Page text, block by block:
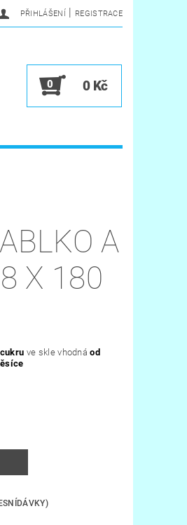
PŘIHLÁŠENÍ | REGISTRACE
0 0 Kč
A
X 180
ve skle vhodná od